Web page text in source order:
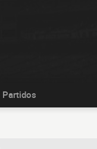
Partidos